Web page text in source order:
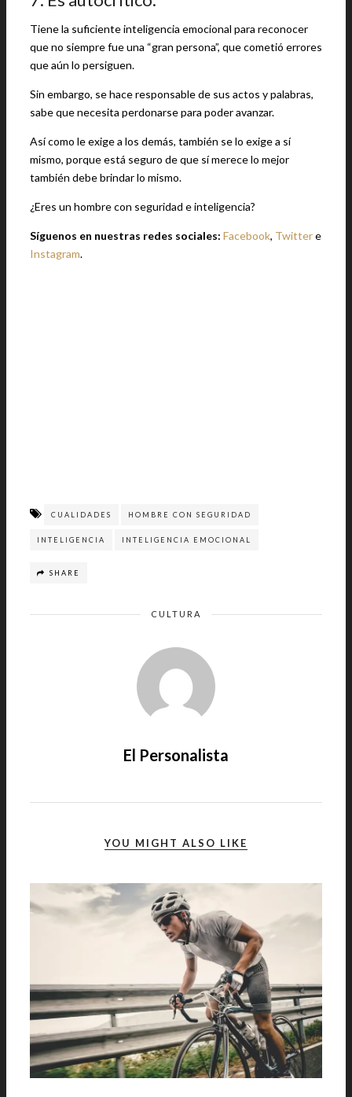
Tiene la suficiente inteligencia emocional para reconocer
que no siempre fue una “gran persona”, que cometió errores
que aún lo persiguen.
Sin embargo, se hace responsable de sus actos y palabras,
sabe que necesita perdonarse para poder avanzar.
Así como le exige a los demás, también se lo exige a sí
mismo, porque está seguro de que sí merece lo mejor
también debe brindar lo mismo.
¿Eres un hombre con seguridad e inteligencia?
Síguenos en nuestras redes sociales: Facebook, Twittere
Instagram.
CUALIDADES HOMBRE CON SEGURIDAD
INTELIGENCIA INTELIGENCIA EMOCIONAL
SHARE
CULTURA
El Personalista
YOU MIGHT ALSO LIKE